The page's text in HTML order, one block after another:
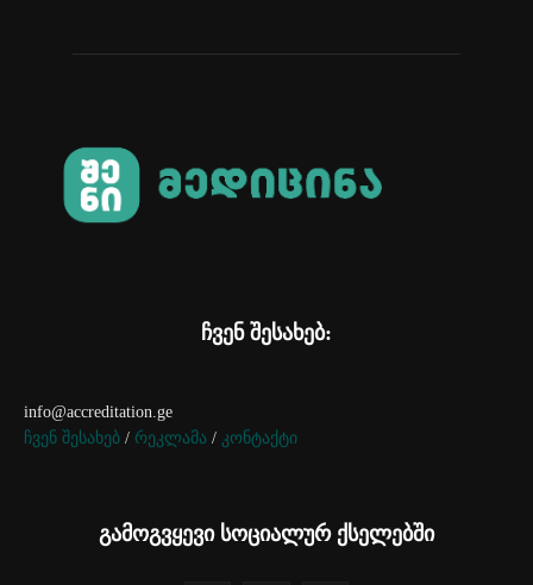
ჩვენ შესახებ:
info@accreditation.ge
ჩვენ შესახებ / რეკლამა / კონტაქტი
გამოგვყევი სოციალურ ქსელებში